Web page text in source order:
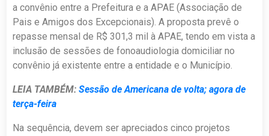
a convênio entre a Prefeitura e a APAE (Associação de
Pais e Amigos dos Excepcionais). A proposta prevê o
repasse mensal de R$ 301,3 mil à APAE, tendo em vista a
inclusão de sessões de fonoaudiologia domiciliar no
convênio já existente entre a entidade e o Município.
LEIA TAMBÉM:Sessão de Americana de volta; agora de
terça-feira
Na sequência, devem ser apreciados cinco projetos